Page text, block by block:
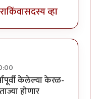
किंवासदस्य व्हा
केलेल्या केरळ-
होणार